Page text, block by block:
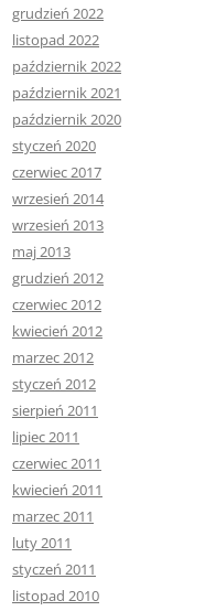
grudzień 2022
listopad 2022
październik 2022
październik 2021
październik 2020
styczeń 2020
czerwiec 2017
wrzesień 2014
wrzesień 2013
maj 2013
grudzień 2012
czerwiec 2012
kwiecień 2012
marzec 2012
styczeń 2012
sierpień 2011
lipiec 2011
czerwiec 2011
kwiecień 2011
marzec 2011
luty 2011
styczeń 2011
listopad 2010